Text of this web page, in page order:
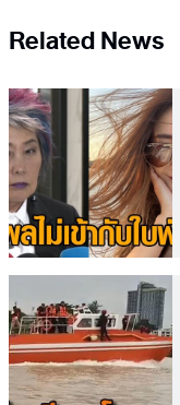
Related News